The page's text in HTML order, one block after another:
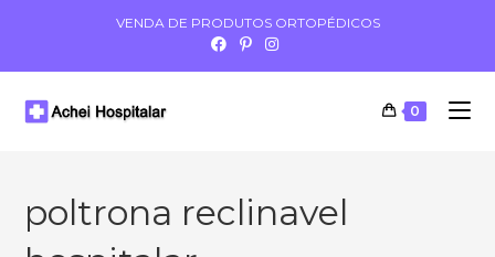
VENDA DE PRODUTOS ORTOPÉDICOS
0
poltrona reclinavel